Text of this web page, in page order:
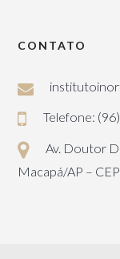
CONTATO
Telefone:
Av. Doutor
Macapá/AP –